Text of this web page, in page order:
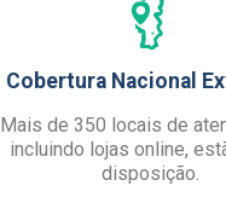
Cobertura Nacional
Mais de 350 locais de
incluindo lojas online,
disposição.